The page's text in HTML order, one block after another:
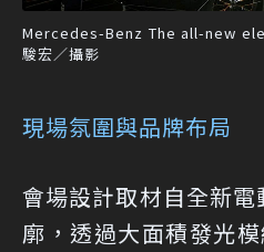
Mercedes-Benz The all-new
駿宏／攝影
現場氛圍與品牌布局
會場設計取材自全新電
廓，透過大面積發光